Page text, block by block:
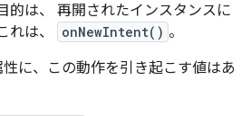
的は、 再開されたインスタンスに
れは、
onNewIntent() 。
性に、この動作を引き起こす値はあ